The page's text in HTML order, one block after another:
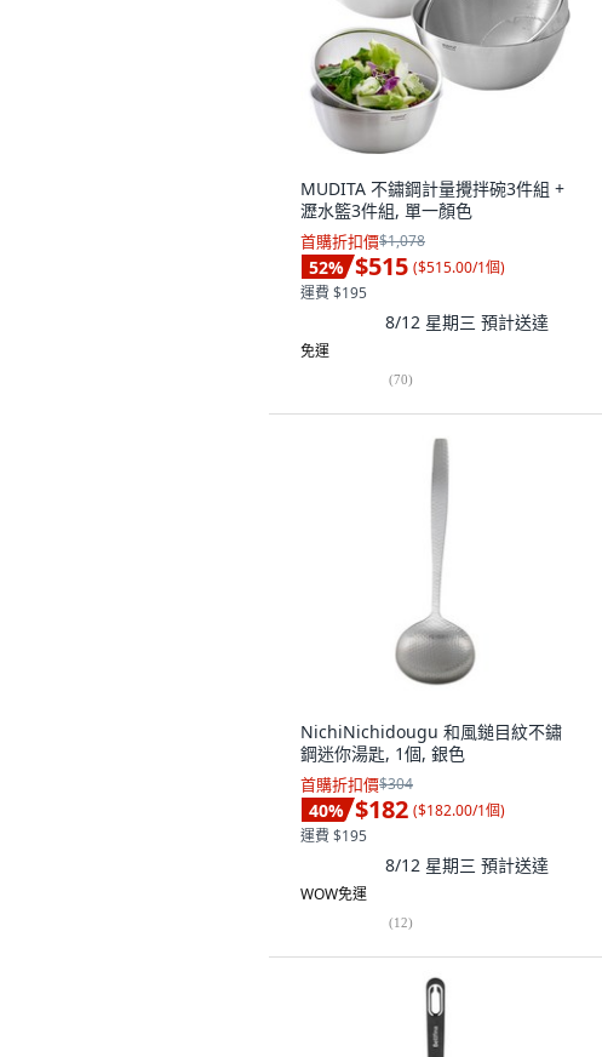
MUDITA 不鏽鋼計量攪拌碗3件組 +
瀝水籃3件組, 單一顏色
首購折扣價$1,078
52% $515 ($515.00/1個)
運費 $195
8/12 星期三 預計送達
免運
(70)
NichiNichidougu 和風鎚目紋不鏽
鋼迷你湯匙, 1個, 銀色
首購折扣價$304
40% $182 ($182.00/1個)
運費 $195
8/12 星期三 預計送達
WOW免運
(12)